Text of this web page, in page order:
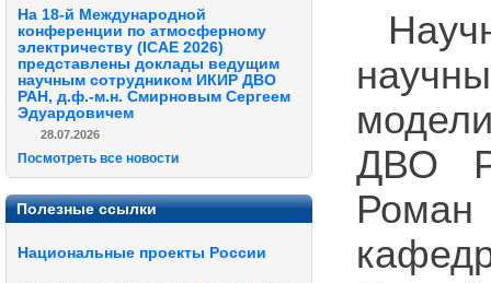
На 18-й Международной
конференции по атмосферному
электричеству (ICAE 2026)
представлены доклады ведущим
научным сотрудником ИКИР ДВО
РАН, д.ф.-м.н. Смирновым Сергеем
Эдуардовичем
28.07.2026
Посмотреть все новости
Полезные ссылки
Национальные проекты России
ДВО